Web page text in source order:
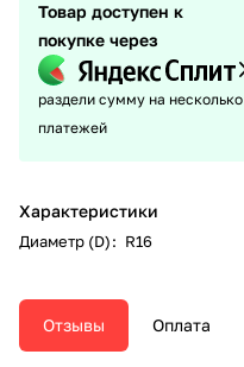
Товар доступен к
покупке через
раздели сумму на несколько
платежей
Характеристики
Диаметр (D): R16
Отзывы Оплата